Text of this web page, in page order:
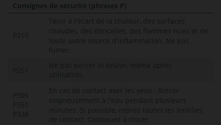
Consignes de sécurité (phrases P)
P210
Tenir à l'écart de la chaleur, des surfaces
chaudes, des étincelles, des flammes nues et de
toute autre source d'inflammation.
Ne pas
fumer.
P305
P351
P338
En cas de contact avec les yeux : Rincer
soigneusement à l'eau pendant plusieurs
minutes. Si possible, retirez toutes les lentilles
de contact. Continuez à rincer.